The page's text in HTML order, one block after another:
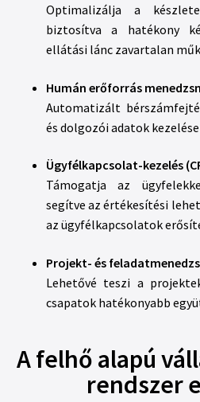
Optimalizálja a
biztosítva a hatékony
ellátási lánc zavartalan
Humán erőforrás
Automatizált
és dolgozói adatok
Ügyfélkapcsolat-kezelés
Támogatja az
segítve az értékesítési
az ügyfélkapcsolatok
Projekt- és
Lehetővé teszi a
csapatok hatékonyabb
A felhő alapú
rendszer